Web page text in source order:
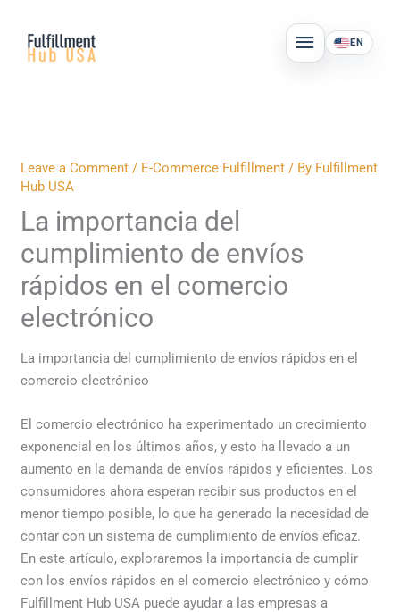
content
MAIN
MENU
EN
Leave a Comment / E-Commerce Fulfillment / By Fulfillment
Hub USA
La importancia del
cumplimiento de envíos
rápidos en el comercio
electrónico
La importancia del cumplimiento de envíos rápidos en el
comercio electrónico
El comercio electrónico ha experimentado un crecimiento
exponencial en los últimos años, y esto ha llevado a un
aumento en la demanda de envíos rápidos y eficientes. Los
consumidores ahora esperan recibir sus productos en el
menor tiempo posible, lo que ha generado la necesidad de
contar con un sistema de cumplimiento de envíos eficaz.
En este artículo, exploraremos la importancia de cumplir
con los envíos rápidos en el comercio electrónico y cómo
Fulfillment Hub USA puede ayudar a las empresas a